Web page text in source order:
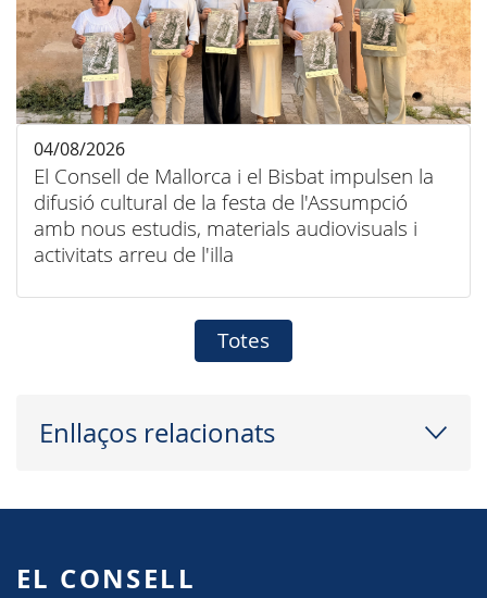
El Consell de Mallorca i el Bisbat impulsen la
difusió cultural de la festa de l'Assumpció
amb nous estudis, materials audiovisuals i
activitats arreu de l'illa
04/08/2026
Totes
Enllaços relacionats
EL CONSELL